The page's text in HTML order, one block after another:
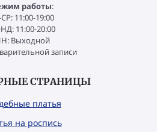
работы:
11:00-19:00
11:00-20:00
Выходной
записи
СТРАНИЦЫ
платья
на роспись